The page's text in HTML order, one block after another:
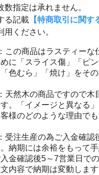
数指定は承れません。
る記載 【特商取引に関す
用ください。
：この商品はラスティーな
に「スライス傷」「ピン
「色むら」「焼け」をそ
：天然木の商品ですので
。「イメージと異なる」
様のどのような理由で
：受注生産の為ご入金確認
納期には余裕をもって
金確認後5～7営業日で
文内容で納期は変動します